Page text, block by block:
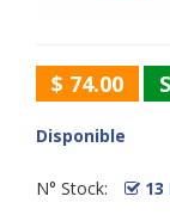
$ 74.00
Disponible
N° Stock: 13